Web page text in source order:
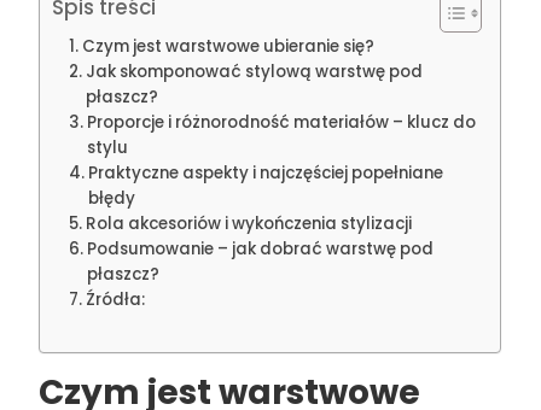
Spis treści
Czym jest warstwowe ubieranie się?
Jak skomponować stylową warstwę pod
płaszcz?
Proporcje i różnorodność materiałów – klucz do
stylu
Praktyczne aspekty i najczęściej popełniane
błędy
Rola akcesoriów i wykończenia stylizacji
Podsumowanie – jak dobrać warstwę pod
płaszcz?
Źródła:
Czym jest warstwowe